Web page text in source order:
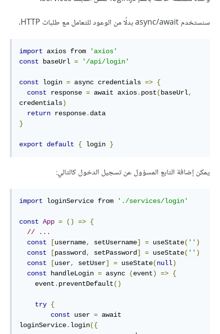
سنستخدم async/await بدلًا من الوعود للتعامل مع طلبات HTTP.
import axios from
'axios'
const baseUrl = '/api/login'
const login = async credentials => {
const response = await axios. post( baseUrl,
credentials)
return response.
}
export default { login }
يمكن إضافة التابع المسؤول عن تسجيل الدخول كالتالي:
import loginService from './services/login'
const App = () => {
// ...
const
[username, setUsername] = useState( '' )
const
[password , setPassword] = useState( '' )
const
[user, setUser] = useState(null)
const handleLogin = async (event) => {
    event
. preventDefault()
try {
const user = await
loginService. login({